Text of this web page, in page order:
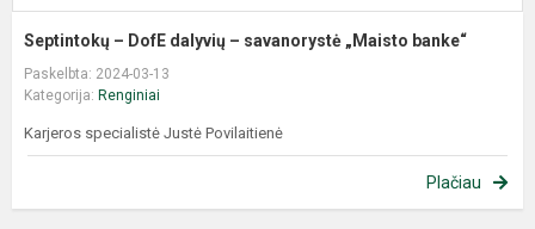
Septintokų – DofE dalyvių – savanorystė „Maisto banke“
Paskelbta: 2024-03-13
Kategorija: Renginiai
Karjeros specialistė Justė Povilaitienė
Plačiau